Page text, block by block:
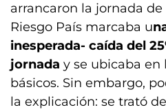
arrancaron la jornada de
Riesgo País marcaba u
inesperada- caída del
jornada y se ubicaba en
básicos. Sin embargo,
la explicación: se trató